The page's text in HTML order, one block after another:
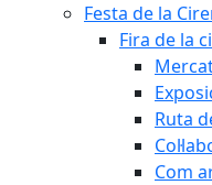
Festa de la
Fira de la
Ruta
Com